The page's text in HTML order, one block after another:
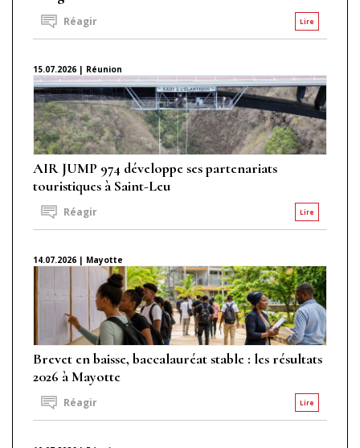
Lire
Réagir
15.07.2026 | Réunion
AIR JUMP 974 développe ses partenariats
touristiques à Saint-Leu
Lire
Réagir
14.07.2026 | Mayotte
Brevet en baisse, baccalauréat stable : les résultats
2026 à Mayotte
Lire
Réagir